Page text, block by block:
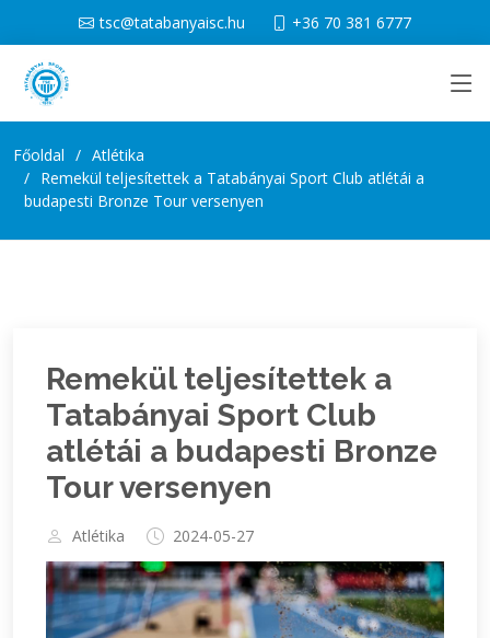
tsc@tatabanyaisc.hu +36 70 381 6777
Főoldal
Atlétika
Remekül teljesítettek a Tatabányai Sport Club atlétái a
budapesti Bronze Tour versenyen
Remekül teljesítettek a
Tatabányai Sport Club
atlétái a budapesti Bronze
Tour versenyen
Atlétika 2024-05-27